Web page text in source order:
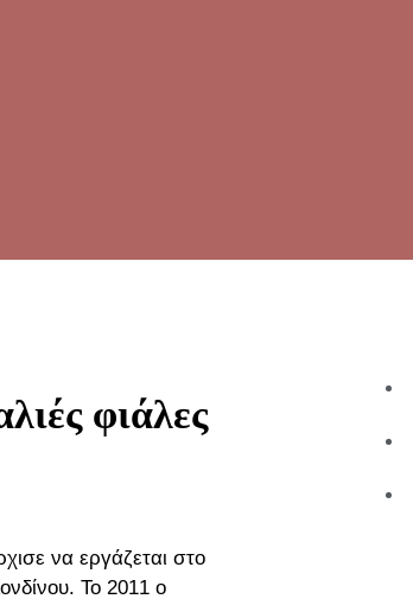
φιάλες
να εργάζεται στο
Το 2011 ο